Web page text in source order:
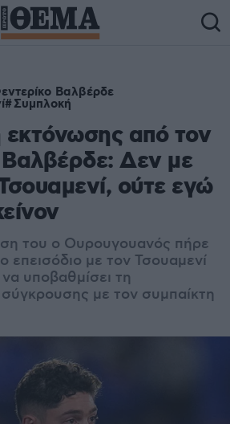
Βαλβέρδε
Συμπλοκή
εκτόνωσης από τον
Δεν με
ούτε εγώ
του ο Ουρουγουανός πήρε
επεισόδιο με τον Τσουαμενί
υποβαθμίσει τη
με τον συμπαίκτη